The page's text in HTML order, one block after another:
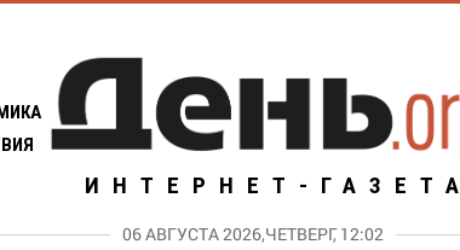
ИНТЕРНЕТ-ГАЗЕТА
06 АВГУСТА 2026,ЧЕТВЕРГ, 12:02